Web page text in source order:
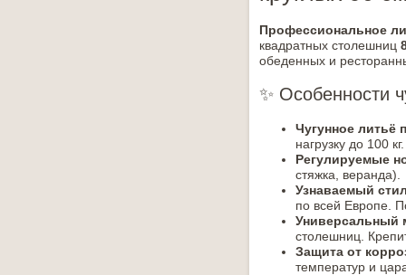
Профессиональное
квадратных столешниц
обеденных и
✨ Особенности
Чугунное литьё
нагрузку до 100
Регулируемые
стяжка, веранда).
Узнаваемый
по всей Европе.
Универсальный
столешниц.
Защита от
температур и